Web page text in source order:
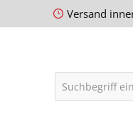
Versand